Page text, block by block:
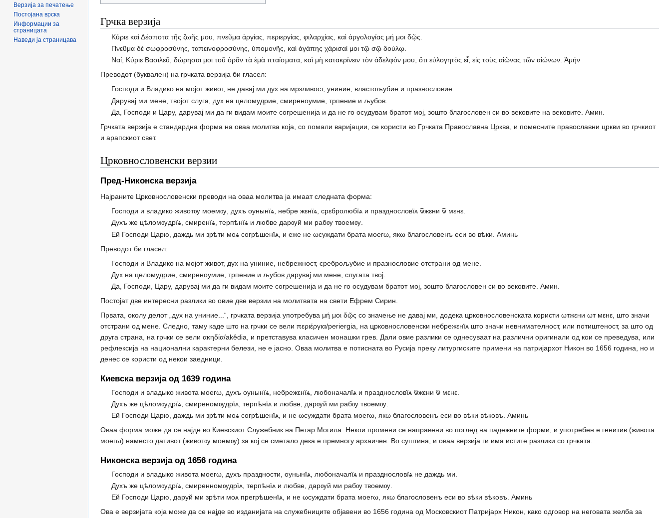
Грчка верзија
Κύριε καὶ Δέσποτα τῆς ζωῆς μου, πνεῦμα ἀργίας, περιεργίας, φιλαρχίας, καὶ ἀργολογίας μή μοι δῷς.
Πνεῦμα δὲ σωφροσύνης, ταπεινοφροσύνης, ὑπομονῆς, καὶ ἀγάπης χάρισαί μοι τῷ σῷ δούλῳ.
Ναί, Κύριε Βασιλεῦ, δώρησαι μοι τοῦ ὁρᾶν τὰ ἐμὰ πταίσματα, καὶ μὴ κατακρίνειν τὸν ἀδελφόν μου, ὅτι εὐλογητὸς εἶ, εἰς τοὺς αἰῶνας τῶν αἰώνων. Ἀμήν
Преводот (буквален) на грчката верзија би гласел:
Господи и Владико на мојот живот, не давај ми дух на мрзливост, униние, властољубие и празнословие.
Дарувај ми мене, твојот слуга, дух на целомудрие, смиреноумие, трпение и љубов.
Да, Господи и Цару, дарувај ми да ги видам моите согрешенија и да не го осудувам братот мој, зошто благословен си во вековите на вековите. Амин.
Грчката верзија е стандардна форма на оваа молитва која, со помали варијации, се користи во Грчката Православна Црква, и помесните православни цркви во грчкиот
и арапскиот свет.
Црковнословенски верзии
Пред-Никонска верзија
Најраните Црковнословенски преводи на оваа молитва ја имаат следната форма:
Господи и владико животѹ моемѹ, духъ оунынїѧ, небре жεнїѧ, срεбролюбїѧ и празднословїѧ ѿжεни ѿ мεнε.
Духъ же цѣломѹдрїѧ, смиренїѧ, терпѣнїѧ и любве дарѹй ми рабѹ твоемѹ.
Ей Господи Царю, даждь ми зрѣти моѧ согрѣшенїѧ, и еже не ωсуждати брата моегω, якω благословенъ еси во вѣки. Аминь
Преводот би гласел:
Господи и Владико на мојот живот, дух на униние, небрежност, среброљубие и празнословие отстрани од мене.
Дух на целомудрие, смиреноумие, трпение и љубов дарувај ми мене, слугата твој.
Да, Господи, Цару, дарувај ми да ги видам моите согрешенија и да не го осудувам братот мој, зошто благословен си во вековите. Амин.
Постојат две интересни разлики во овие две верзии на молитвата на свети Ефрем Сирин.
Првата, околу делот „дух на униние...“, грчката верзија употребува μή μοι δῷς со значење не давај ми, додека црковнословенската користи ωтжεни ωт мεнε, што значи
отстрани од мене. Следно, таму каде што на грчки се вели περιέργια/periergia, на црковнословенски небрежεнїѧ што значи невнимателност, или потиштеност, за што од
друга страна, на грчки се вели ακηδία/akêdia, и претставува класичен монашки грев. Дали овие разлики се однесуваат на различни оригинали од кои се преведува, или
рефлексија на национални карактерни белези, не е јасно. Оваа молитва е потисната во Русија преку литургиските примени на патријархот Никон во 1656 година, но и
денес се користи од некои заедници.
Киевска верзија од 1639 година
Господи и владыко живота моегω, духъ оунынїѧ, небрежεнїѧ, любоначалїѧ и празднословїѧ ѿжεни ѿ мεнε.
Духъ же цѣломѹдрїѧ, смиреномѹдрїѧ, терпѣнїѧ и любве, дарѹй ми рабѹ твоемѹ.
Ей Господи Царю, даждь ми зрѣти моѧ согрѣшенїѧ, и не ωсуждати брата моегω, якω благословенъ еси во вѣки вѣковъ. Аминь
Оваа форма може да се најде во Киевскиот Служебник на Петар Могила. Некои промени се направени во поглед на падежните форми, и употребен е генитив (живота
моегω) наместо дативот (животѹ моемѹ) за кој се сметало дека е премногу архаичен. Во суштина, и оваа верзија ги има истите разлики со грчката.
Никонска верзија од 1656 година
Господи и владыко живота моегω, духъ праздности, оунынїѧ, любоначалїѧ и празднословїѧ не даждь ми.
Духъ же цѣломѹдрїѧ, смиренномѹдрїѧ, терпѣнїѧ и любве, дарѹй ми рабѹ твоемѹ.
Ей Господи Царю, даруй ми зрѣти моѧ прегрѣшенїѧ, и не ωсуждати брата моегω, якω благословенъ еси во вѣки вѣковъ. Аминь
Ова е верзијата која може да се најде во изданијата на служебниците објавени во 1656 година од Московскиот Патријарх Никон, како одговор на неговата желба за
Верзија за печатење
Постојана врска
Информации за
страницата
Наведи ја страницава